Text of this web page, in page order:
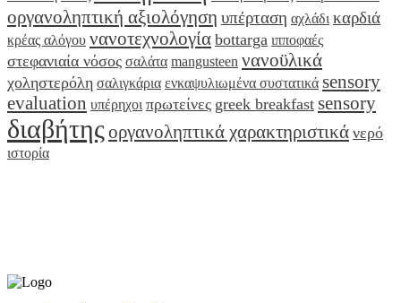
οργανοληπτική αξιολόγηση υπέρταση αχλάδι καρδιά
κρέας αλόγου νανοτεχνολογία bottarga ιπποφαές
στεφανιαία νόσος σαλάτα mangusteen νανοϋλικά
χοληστερόλη σαλιγκάρια ενκαψυλιωμένα συστατικά sensory
evaluation υπέρηχοι πρωτείνες greek breakfast sensory
διαβήτης οργανοληπτικά χαρακτηριστικά νερό
ιστορία